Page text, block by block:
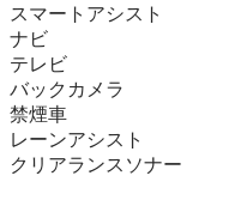
スマートアシスト
ナビ
テレビ
バックカメラ
禁煙車
レーンアシスト
クリアランスソナー